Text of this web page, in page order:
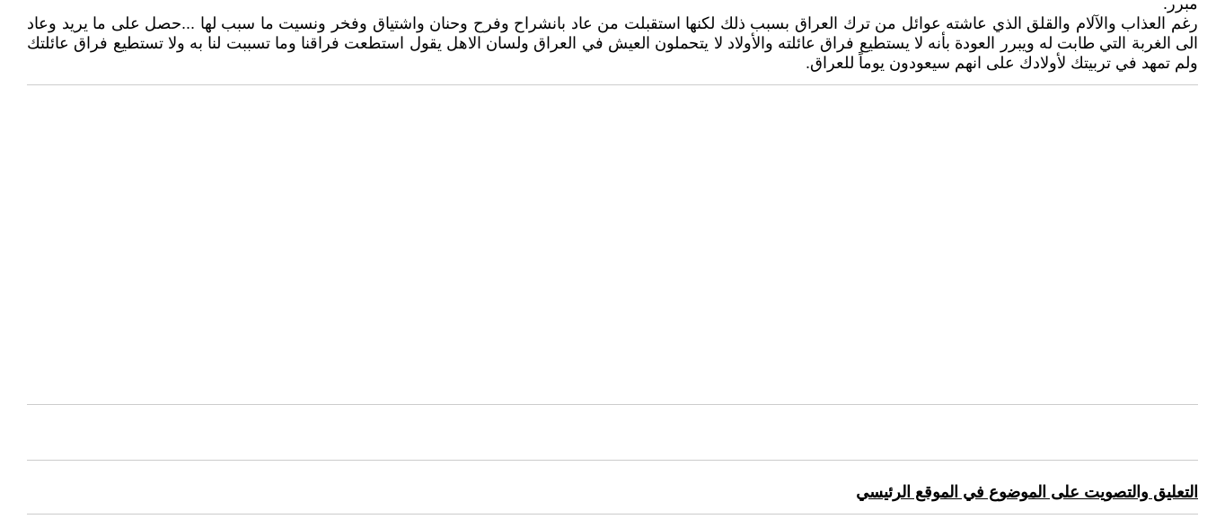
مبرر.
رغم العذاب والآلام والقلق الذي عاشته عوائل من ترك العراق بسبب ذلك لكنها استقبلت من عاد بانشراح وفرح وحنان واشتياق وفخر ونسيت ما سبب لها ...حصل على ما يريد وعاد
الى الغربة التي طابت له ويبرر العودة بأنه لا يستطيع فراق عائلته والأولاد لا يتحملون العيش في العراق ولسان الاهل يقول استطعت فراقنا وما تسببت لنا به ولا تستطيع فراق عائلتك
ولم تمهد في تربيتك لأولادك على انهم سيعودون يوماً للعراق.
التعليق والتصويت على الموضوع في الموقع الرئيسي